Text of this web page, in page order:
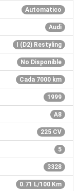
Automatico
Audi
I (D2) Restyling
No Disponible
Cada 7000 km
1999
A8
225 CV
5
3328
0.71 L/100 Km